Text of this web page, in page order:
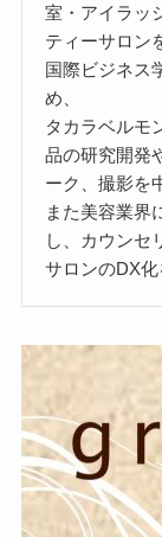
室・アイラッ
ティーサロン
国際ビジネス
め、
タカラベルモ
品の研究開発
ーク、撮影を
また美容業界
し、カウンセ
サロンのDX化